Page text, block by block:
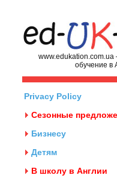
обучение в
Privacy Policy
Сезонные
Бизнесу
Детям
В школу в Англии